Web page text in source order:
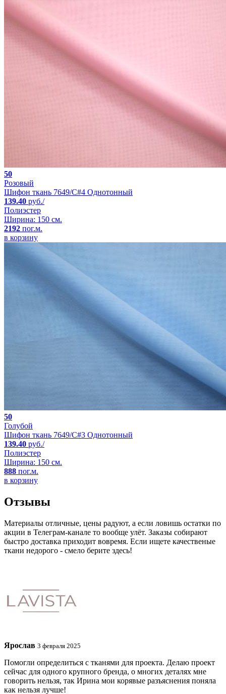
50
Розовый
Шифон ткань 7649/C#4 Однотонный
139.40 руб./
Полиэстер
Ширина: 150 см.
2192 пог.м.
в корзину
50
Голубой
Шифон ткань 7649/C#3 Однотонный
139.40 руб./
Полиэстер
Ширина: 150 см.
888 пог.м.
в корзину
Отзывы
Материалы отличные, цены радуют, а если ловишь остатки по
акции в Телеграм-канале то вообще улёт. Заказы собирают
быстро доставка приходит вовремя. Если ищете качественые
ткани недорого - смело берите здесь!
Ярослав 3 февраля 2025
Помогли определиться с тканями для проекта. Делаю проект
сейчас для одного крупного бренда, о многих деталях мне
говорить нельзя, так Ирина мои корявые разъяснения поняла
как нельзя лучше!